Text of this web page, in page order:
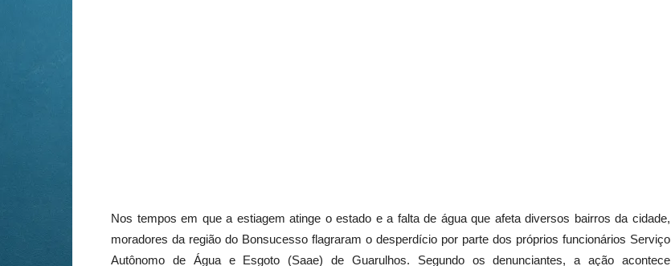
Nos tempos em que a estiagem atinge o estado e a falta de água que afeta diversos bairros da cidade,
moradores da região do Bonsucesso flagraram o desperdício por parte dos próprios funcionários Serviço
Autônomo de Água e Esgoto (Saae) de Guarulhos. Segundo os denunciantes, a ação acontece